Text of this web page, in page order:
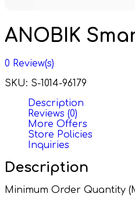
ANOBIK
0 Review(s)
SKU: S-1014-96179
Description
Reviews (0)
More Offers
Store Policies
Inquiries
Description
Minimum Order Quantity